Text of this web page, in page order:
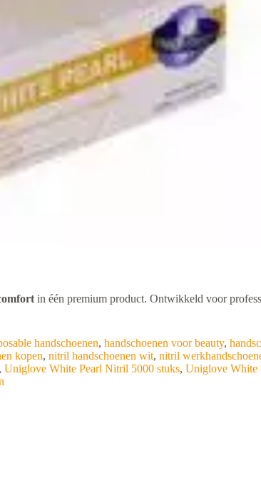
in één premium product. Ontwikkeld voor
handschoenen, handschoenen voor beauty,
kopen, nitril handschoenen wit, nitril
, Uniglove White Pearl Nitril 5000 stuks, Uniglove White